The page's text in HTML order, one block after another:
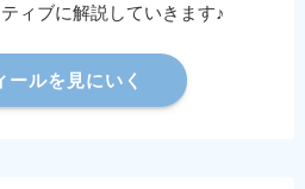
ィブに解説していきます♪
ールを見にいく